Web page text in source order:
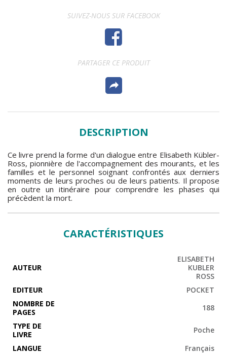
SUIVEZ-NOUS SUR FACEBOOK
PARTAGER CE PRODUIT
DESCRIPTION
Ce livre prend la forme d'un dialogue entre Elisabeth Kübler-
Ross, pionnière de l'accompagnement des mourants, et les
familles et le personnel soignant confrontés aux derniers
moments de leurs proches ou de leurs patients. Il propose
en outre un itinéraire pour comprendre les phases qui
précèdent la mort.
CARACTÉRISTIQUES
AUTEUR
ELISABETH
KUBLER
ROSS
EDITEUR
POCKET
NOMBRE DE
PAGES
188
TYPE DE
LIVRE
Poche
LANGUE
Français